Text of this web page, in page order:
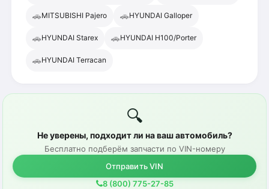
🚗MITSUBISHI Pajero 🚗HYUNDAI Galloper
🚗HYUNDAI Starex 🚗HYUNDAI H100/Porter
🚗HYUNDAI Terracan
🔍
Не уверены, подходит ли на ваш автомобиль?
Бесплатно подберём запчасти по VIN-номеру
Отправить VIN
8 (800) 775-27-85